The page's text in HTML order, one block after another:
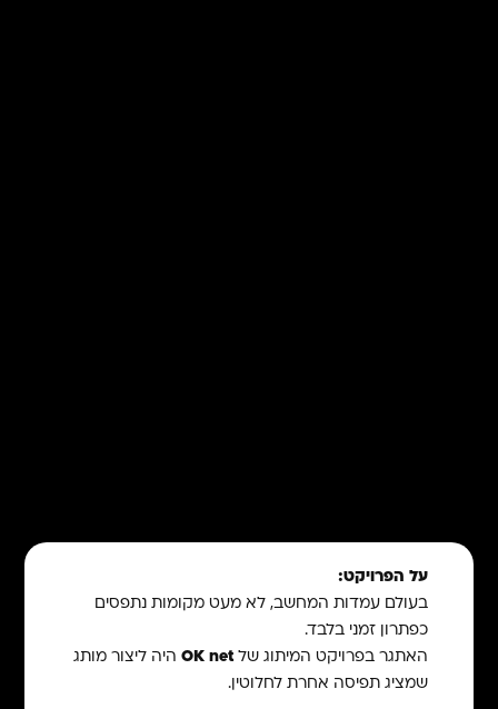
על הפרויקט:
בעולם עמדות המחשב, לא מעט מקומות נתפסים
כפתרון זמני בלבד.
האתגר בפרויקט המיתוג שלOK netהיה ליצור מותג
שמציג תפיסה אחרת לחלוטין.